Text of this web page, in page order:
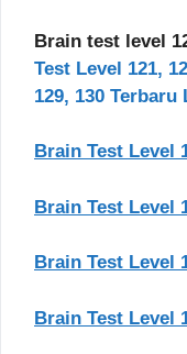
Brain test level
Test Level 121,
129, 130
Brain Test Level
Brain Test Level
Brain Test Level
Brain Test Level